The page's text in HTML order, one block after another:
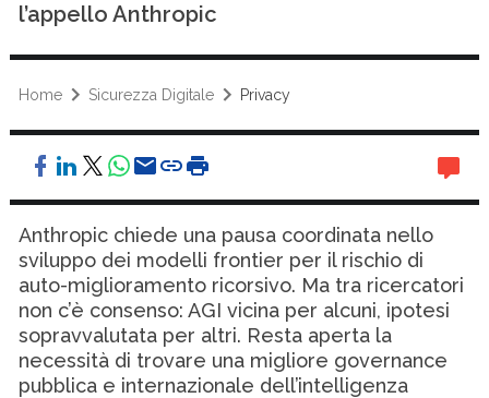
l’appello Anthropic
Home Sicurezza Digitale Privacy
Anthropic chiede una pausa coordinata nello
sviluppo dei modelli frontier per il rischio di
auto-miglioramento ricorsivo. Ma tra ricercatori
non c’è consenso: AGI vicina per alcuni, ipotesi
sopravvalutata per altri. Resta aperta la
necessità di trovare una migliore governance
pubblica e internazionale dell’intelligenza